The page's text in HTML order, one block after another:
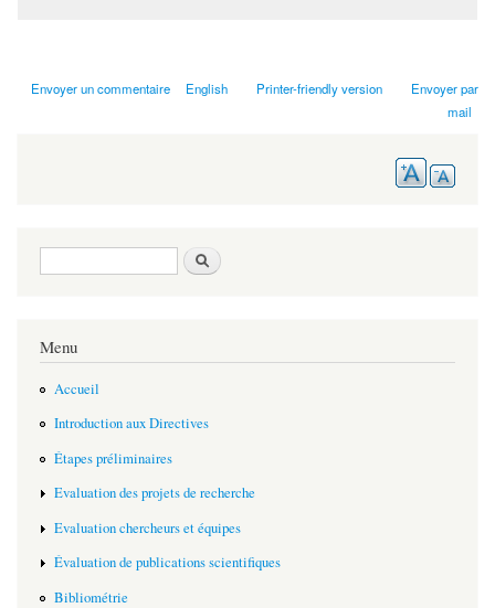
Envoyer un commentaire English Printer-friendly version
Envoyer par
mail
Search form
Menu
Accueil
Introduction aux Directives
Étapes préliminaires
Evaluation des projets de recherche
Evaluation chercheurs et équipes
Évaluation de publications scientifiques
Bibliométrie